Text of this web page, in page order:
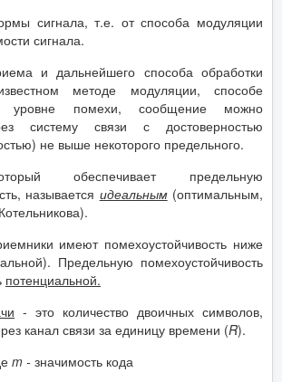
сигнала, т.е. от способа модуляции
сигнала.
и дальнейшего способа обработки
методе модуляции, способе
уровне помехи, сообщение можно
систему связи с достоверностью
не выше некоторого предельного.
обеспечивает предельную
называется идеальным(оптимальным,
имеют помехоустойчивость ниже
Предельную помехоустойчивость
потенциальной.
- это количество двоичных символов,
канал связи за единицу времени (R).
m - значимость кода